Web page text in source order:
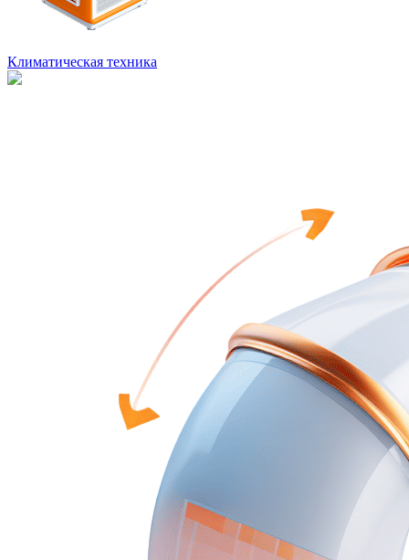
Климатическая техника